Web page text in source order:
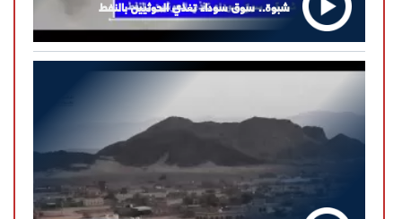
شبوة.. سوق سوداء تغذي الحوثيين بالنفط